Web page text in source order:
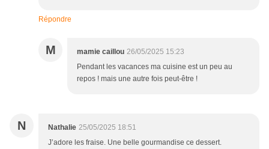
Répondre
M mamie caillou 26/05/2025 15:23
Pendant les vacances ma cuisine est un peu au
repos ! mais une autre fois peut-être !
N Nathalie 25/05/2025 18:51
J’adore les fraise. Une belle gourmandise ce dessert.